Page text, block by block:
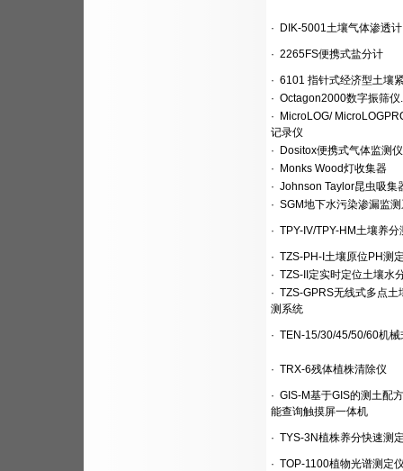
· DIK-5001土壤气体渗透计
· 2265FS便携式盐分计
· 6101 指针式经济型土壤
· Octagon2000数字振筛仪.
· MicroLOG/
记录仪
· Dositox便携式气体监测仪
· Monks Wood灯收集器
· Johnson Taylor昆虫吸集
· SGM地下水污染渗漏监
· TPY-IV/TPY-HM土壤养分
· TZS-PH-I土壤原位PH测
· TZS-II定实时定位土壤水
· TZS-GPRS无线式多点土
测系统
· TEN-15/30/45/50/60机械
· TRX-6残体植株清除仪
· GIS-M基于GIS的测土配
能查询触摸屏一体机
· TYS-3N植株养分快速测
· TOP-1100植物光谱测定